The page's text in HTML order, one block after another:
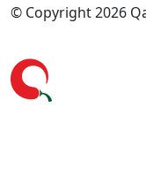
© Copyright 2026